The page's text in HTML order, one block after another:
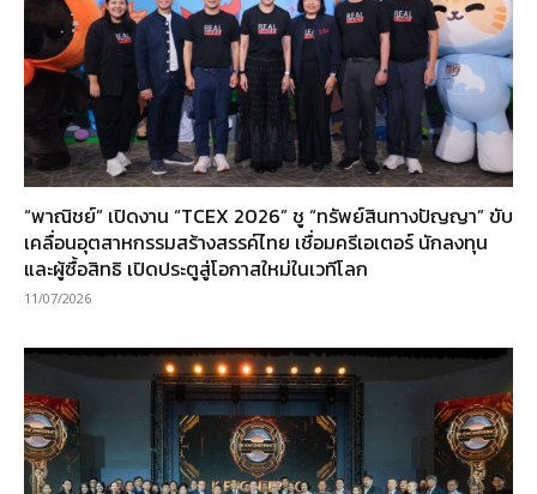
“พาณิชย์” เปิดงาน “TCEX 2026” ชู “ทรัพย์สินทางปัญญา” ขับ
เคลื่อนอุตสาหกรรมสร้างสรรค์ไทย เชื่อมครีเอเตอร์ นักลงทุน
และผู้ซื้อสิทธิ เปิดประตูสู่โอกาสใหม่ในเวทีโลก
11/07/2026